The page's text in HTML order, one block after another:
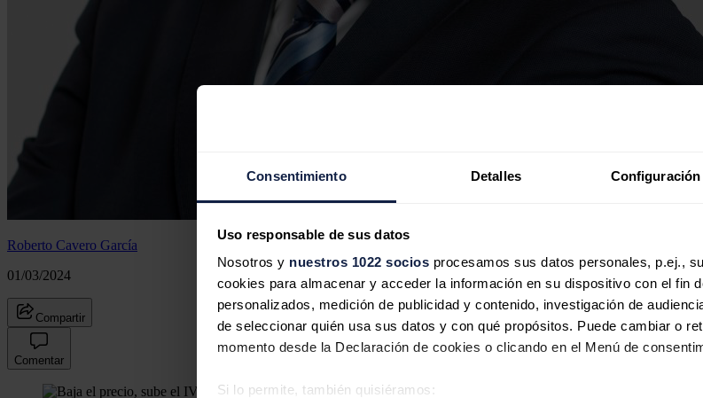
Consentimiento Detalles
Uso responsable de sus datos
Nosotros y nuestros 1022 socios procesamos sus datos personales, p.ej.,
cookies para almacenar y acceder la información en su dispositivo con el fin
personalizados, medición de publicidad y contenido, investigación de
de seleccionar quién usa sus datos y con qué propósitos. Puede cambiar o
momento desde la Declaración de cookies o clicando en el Menú de
Si lo permite, también quisiéramos:
Roberto Cavero García
01/03/2024
Compartir
Comentar